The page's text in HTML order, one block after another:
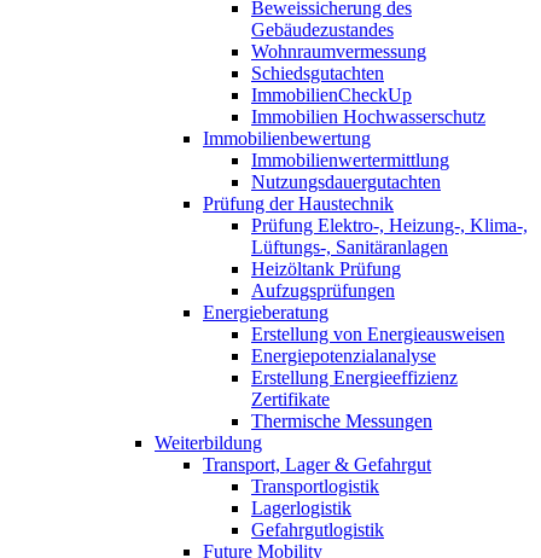
Beweissicherung des
Gebäudezustandes
Wohnraumvermessung
Schiedsgutachten
ImmobilienCheckUp
Immobilien Hochwasserschutz
Immobilienbewertung
Immobilienwertermittlung
Nutzungsdauergutachten
Prüfung der Haustechnik
Prüfung Elektro-, Heizung-, Klima-,
Lüftungs-, Sanitäranlagen
Heizöltank Prüfung
Aufzugsprüfungen
Energieberatung
Erstellung von Energieausweisen
Energiepotenzialanalyse
Erstellung Energieeffizienz
Zertifikate
Thermische Messungen
Weiterbildung
Transport, Lager & Gefahrgut
Transportlogistik
Lagerlogistik
Gefahrgutlogistik
Future Mobility